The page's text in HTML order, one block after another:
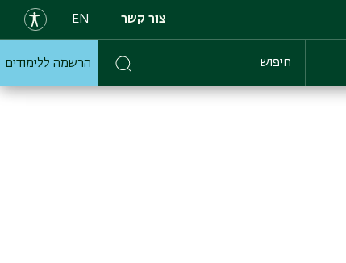
צור קשר EN
חיפוש הרשמה ללימודים